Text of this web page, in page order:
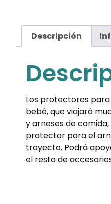
Descripción
Los protectores
bebé, que viajará
y arneses de
protector para el
trayecto. Podrá
el resto de